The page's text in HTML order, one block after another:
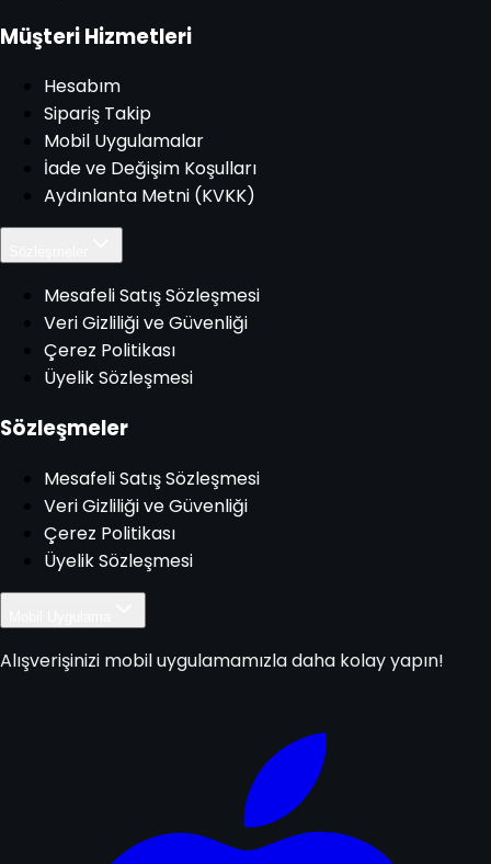
Müşteri Hizmetleri
Hesabım
Sipariş Takip
Mobil Uygulamalar
İade ve Değişim Koşulları
Aydınlanta Metni (KVKK)
Mesafeli Satış Sözleşmesi
Veri Gizliliği ve Güvenliği
Çerez Politikası
Üyelik Sözleşmesi
Sözleşmeler
Mesafeli Satış Sözleşmesi
Veri Gizliliği ve Güvenliği
Çerez Politikası
Üyelik Sözleşmesi
Alışverişinizi mobil uygulamamızla daha kolay yapın!